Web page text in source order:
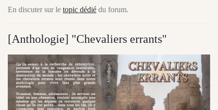
En discuter sur le topic dédié du forum.
[Anthologie] "Chevaliers errants"